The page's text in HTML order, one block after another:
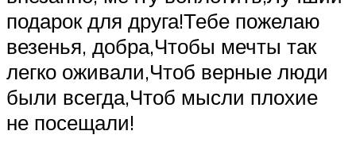
подарок для друга!Тебе пожелаю
везенья, добра,Чтобы мечты так
легко оживали,Чтоб верные люди
были всегда,Чтоб мысли плохие
не посещали!